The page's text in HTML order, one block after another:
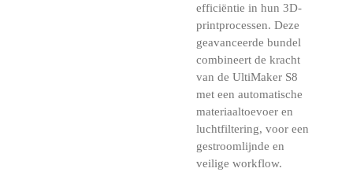
efficiëntie in hun 3D-
printprocessen. Deze
geavanceerde bundel
combineert de kracht
van de UltiMaker S8
met een automatische
materiaaltoevoer en
luchtfiltering, voor een
gestroomlijnde en
veilige workflow.